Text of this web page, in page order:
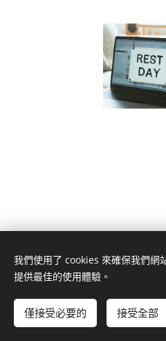
南投縣草屯鎮
049-2353266(草屯總公司)、
© 日茂證券股份有限
我們使用了 cookies 來確保我們網
提供最佳的使用體驗。
僅接受必要的 接受全部